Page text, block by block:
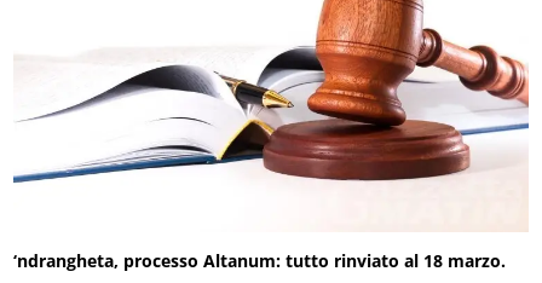
‘ndrangheta, processo Altanum: tutto rinviato al 18 marzo.